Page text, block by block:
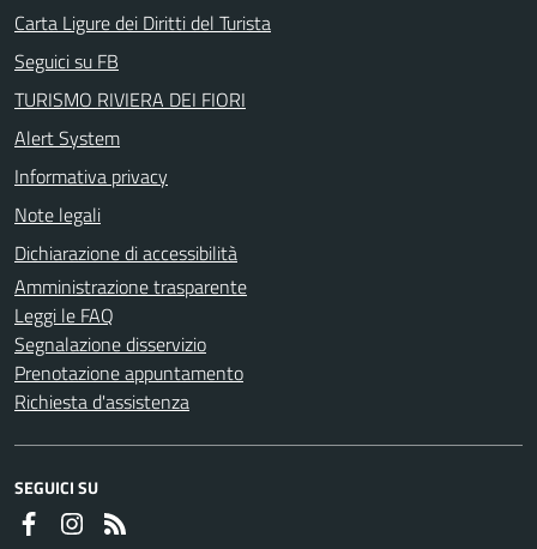
Carta Ligure dei Diritti del Turista
Seguici su FB
TURISMO RIVIERA DEI FIORI
Alert System
Informativa privacy
Note legali
Dichiarazione di accessibilità
Amministrazione trasparente
Leggi le FAQ
Segnalazione disservizio
Prenotazione appuntamento
Richiesta d'assistenza
SEGUICI SU